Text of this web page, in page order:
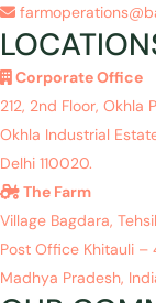
Corporate Office
212, 2nd Floor, Okhla
Okhla Industrial
Delhi 110020.
The Farm
Village Bagdara,
Post Office Khitauli –
Madhya Pradesh,